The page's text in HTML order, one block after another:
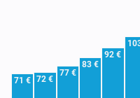
71 € 72 €
77 €
83 €
92 €